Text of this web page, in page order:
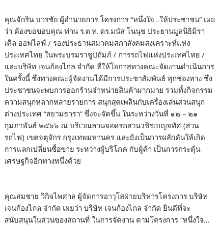
คุณจักริน บวรชัย ผู้อำนวยการ โครงการ “หนึ่งใจ…ให้ประชาชน” เผย
ว่า ต้องขอขอบคุณ ท่าน ร.ต.ท. ดร.มนัส โนนุช ประธานมูลนิธิมิรา
เคิล ออฟไลฟ์ / รองประธานสมาคมสภาสังคมสงเคราะห์แห่ง
ประเทศไทย ในพระบรมราชูปถัมภ์ / การรถไฟแห่งประเทศไทย /
และบริษัท เจนก้องไกล จำกัด ที่ให้โอกาสทางคณะจัดงานดำเนินการ
ในครั้งนี้ ซึ่งทางคณะผู้จัดงานได้มีการประชาสัมพันธ์ ทุกช่องทาง ซึ่ง
ประชาชนจะพบการออกร้านจำหน่ายสินค้ามากมาย รวมทั้งกิจกรรม
ความสนุกหลากหลายรายการ สนุกสุดเพลินกับเครื่องเล่นสวนสนุก
ต่างประเทศ “สยามธารา” ซึ่งจะจัดขึ้น ในระหว่างวันที่ ๑๒ – ๒๑
กุมภาพันธ์ ๒๕๖๖ ณ บริเวณลานจอดรถสวนวชิรเบญจทัศ (สวน
รถไฟ) เขตจตุจักร กรุงเทพมหานคร และยังเป็นการผลักดันให้เกิด
การแลกเปลี่ยนซื้อขาย ระหว่างผู้บริโภค กับผู้ค้า เป็นการกระตุ้น
เศรษฐกิจอีกทางหนึ่งด้วย
คุณสมชาย วิกิจไพศาล ผู้จัดการอาวุโสฝ่ายบริหารโครงการ บริษัท
เจนก้องไกล จำกัด เผยว่า บริษัท เจนก้องไกล จำกัด ยินดีที่จะ
สนับสนุนในส่วนของสถานที่ ในการจัดงาน ตามโครงการ “หนึ่งใจ…